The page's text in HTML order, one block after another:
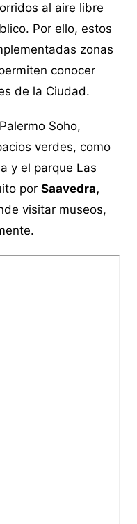
al aire libre
Por ello, estos
zonas
conocer
de la Ciudad.
Soho,
verdes, como
y el parque Las
por Saavedra,
visitar museos,